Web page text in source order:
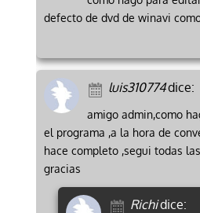
defecto de dvd de winavi
luis310774dice:
amigo admin,como
el programa ,a la hora de
hace completo ,segui todas
gracias
Richidice: